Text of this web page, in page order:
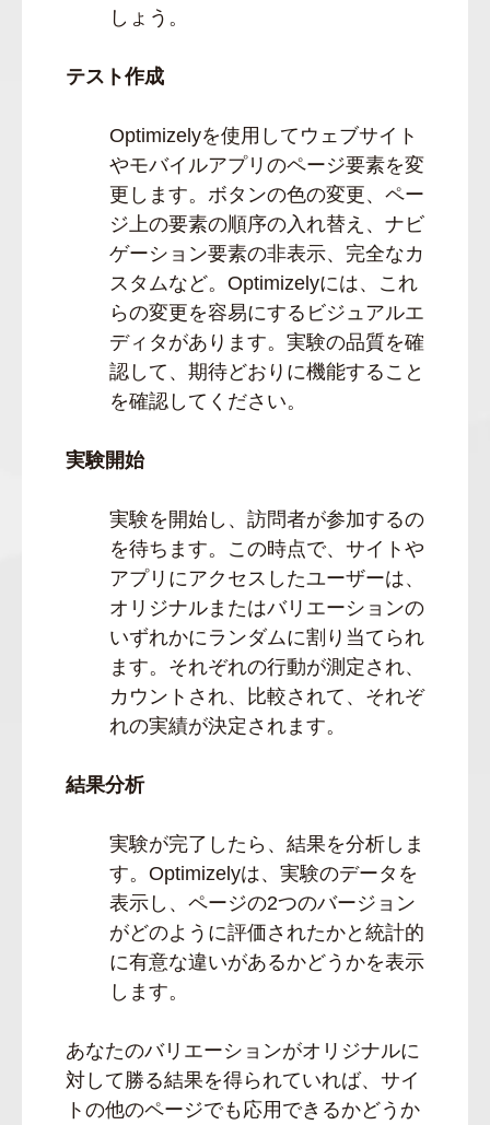
しょう。
テスト作成
Optimizelyを使用してウェブサイト
やモバイルアプリのページ要素を変
更します。ボタンの色の変更、ペー
ジ上の要素の順序の入れ替え、ナビ
ゲーション要素の非表示、完全なカ
スタムなど。Optimizelyには、これ
らの変更を容易にするビジュアルエ
ディタがあります。実験の品質を確
認して、期待どおりに機能すること
を確認してください。
実験開始
実験を開始し、訪問者が参加するの
を待ちます。この時点で、サイトや
アプリにアクセスしたユーザーは、
オリジナルまたはバリエーションの
いずれかにランダムに割り当てられ
ます。それぞれの行動が測定され、
カウントされ、比較されて、それぞ
れの実績が決定されます。
結果分析
実験が完了したら、結果を分析しま
す。Optimizelyは、実験のデータを
表示し、ページの2つのバージョン
がどのように評価されたかと統計的
に有意な違いがあるかどうかを表示
します。
あなたのバリエーションがオリジナルに
対して勝る結果を得られていれば、サイ
トの他のページでも応用できるかどうか